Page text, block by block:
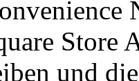
Store
und